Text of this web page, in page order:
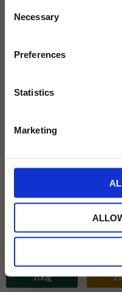
Selection
Necessary
Preferences
Statistics
Marketing
100g
Få 10% rabatt på ditt
* Rabatten gäller endast